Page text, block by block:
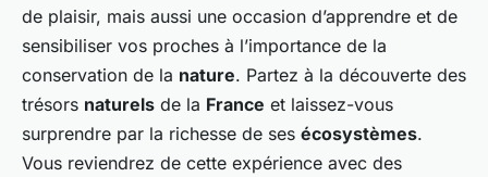
de plaisir, mais aussi une occasion d’apprendre et de
sensibiliser vos proches à l’importance de la
conservation de la nature. Partez à la découverte des
trésors naturels de la France et laissez-vous
surprendre par la richesse de ses écosystèmes.
Vous reviendrez de cette expérience avec des